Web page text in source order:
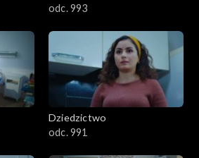
odc. 993
Dziedzictwo
odc. 991